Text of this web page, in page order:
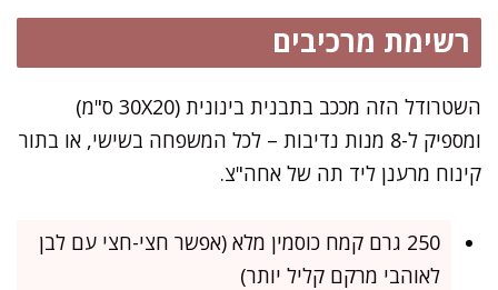
רשימת מרכיבים
השטרודל הזה מככב בתבנית בינונית (30X20 ס"מ)
ומספיק ל-8 מנות נדיבות – לכל המשפחה בשישי, או בתור
קינוח מרענן ליד תה של אחה"צ.
250 גרם קמח כוסמין מלא (אפשר חצי-חצי עם לבן
לאוהבי מרקם קליל יותר)